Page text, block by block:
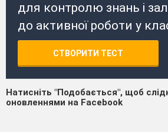
для контролю знань і
до активної роботи у
СТВОРИТИ ТЕСТ
Натисніть "Подобається", щоб
оновленнями на Facebook